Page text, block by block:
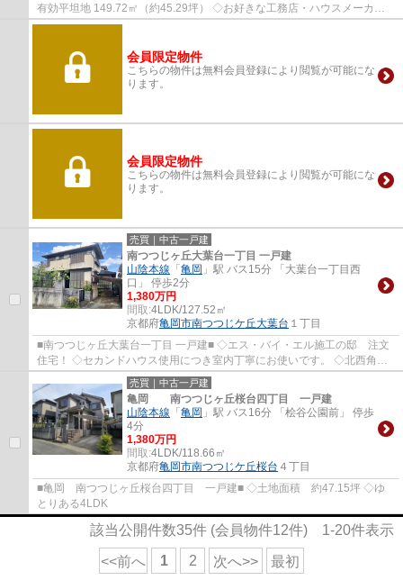
有効平坦地 149.72㎡（約45.29坪） ◇お好きな工務店・ハウスメーカー
にて建築して頂けます。 ◇物件より京阪バス ...
会員限定物件
こちらの物件は無料会員登録により閲覧が可能にな
ります。
会員限定物件
こちらの物件は無料会員登録により閲覧が可能にな
ります。
売買｜中古一戸建
南つつじヶ丘大葉台一丁目 一戸建
山陰本線 「亀岡 」駅 バス15分 「大葉台一丁目西
口」 停歩2分
1,380万円
間取:4LDK/127.52㎡
京都府亀岡市南つつじケ丘大葉台 １丁目
■南つつじヶ丘大葉台一丁目 一戸建■ ◇エス・バイ・エル施工の邸 注文
住宅！ ◇セカンドハウス使用につき室内丁寧にお使いです。 ◇北西角地
につき通風 採光良好です。 ◇土地約48.41坪 ...
売買｜中古一戸建
亀岡 南つつじヶ丘桜台四丁目 一戸建
山陰本線 「亀岡 」駅 バス16分 「桧谷公園前」 停歩
4分
1,380万円
間取:4LDK/118.66㎡
京都府亀岡市南つつじケ丘桜台 ４丁目
■亀岡 南つつじヶ丘桜台四丁目 一戸建■ ◇土地面積 約47.15坪 ◇ゆ
とりある4LDK
該当公開件数35件 (会員物件12件) 1-20件表示
<<前へ 1 2 次へ>> 最初